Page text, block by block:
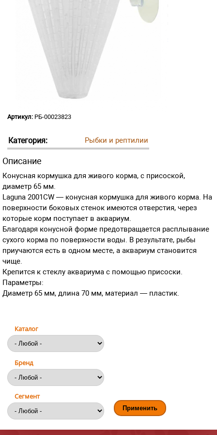
Артикул: РБ-00023823
Категория: Рыбки и рептилии
Описание
Конусная кормушка для живого корма, с присоской,
диаметр 65 мм.
Laguna 2001CW — конусная кормушка для живого корма. На
поверхности боковых стенок имеются отверстия, через
которые корм поступает в аквариум.
Благодаря конусной форме предотвращается расплывание
сухого корма по поверхности воды. В результате, рыбы
приучаются есть в одном месте, а аквариум становится
чище.
Крепится к стеклу аквариума с помощью присоски.
Параметры:
Диаметр 65 мм, длина 70 мм, материал — пластик.
Каталог
Бренд
Сегмент